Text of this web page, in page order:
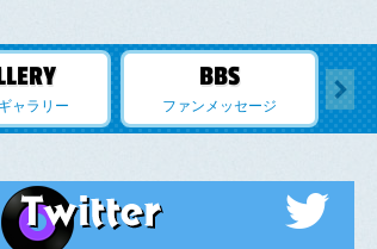
ャラリー ファンメッセージ
→